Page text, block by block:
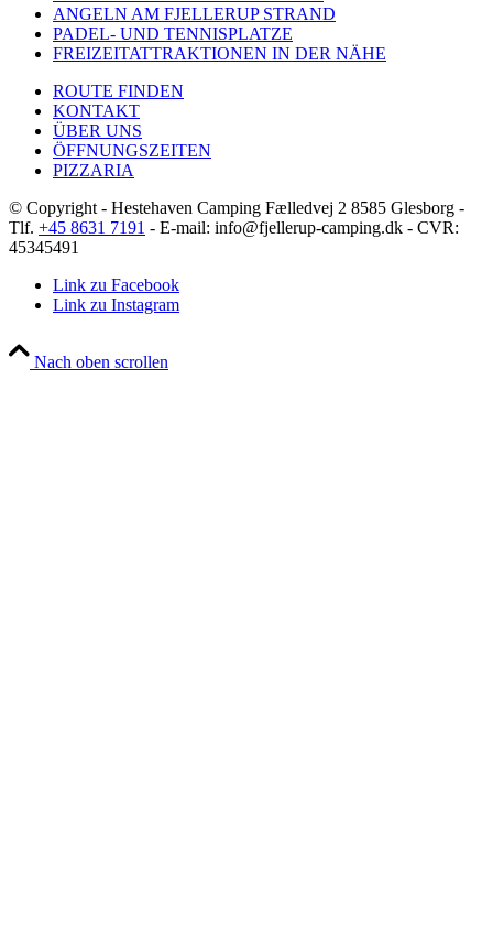
ANGELN AM FJELLERUP STRAND
PADEL- UND TENNISPLATZE
FREIZEITATTRAKTIONEN IN DER NÄHE
ROUTE FINDEN
KONTAKT
ÜBER UNS
ÖFFNUNGSZEITEN
PIZZARIA
© Copyright - Hestehaven Camping Fælledvej 2 8585 Glesborg -
Tlf. +45 8631 7191 - E-mail: info@fjellerup-camping.dk - CVR:
45345491
Link zu Facebook
Link zu Instagram
Nach oben scrollen